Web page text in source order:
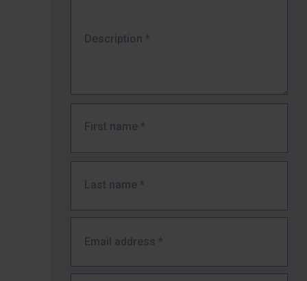
Description *
First name *
Last name *
Email address *